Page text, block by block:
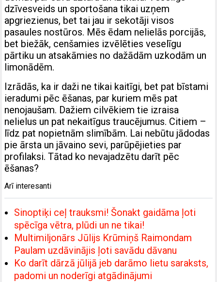
dzīvesveids un sportošana tikai uzņem
apgriezienus, bet tai jau ir sekotāji visos
pasaules nostūros. Mēs ēdam nelielās porcijās,
bet biežāk, cenšamies izvēlēties veselīgu
pārtiku un atsakāmies no dažādām uzkodām un
limonādēm.
Izrādās, ka ir daži ne tikai kaitīgi, bet pat bīstami
ieradumi pēc ēšanas, par kuriem mēs pat
nenojaušam. Dažiem cilvēkiem tie izraisa
nelielus un pat nekaitīgus traucējumus. Citiem –
līdz pat nopietnām slimībām. Lai nebūtu jādodas
pie ārsta un jāvaino sevi, parūpējieties par
profilaksi. Tātad ko nevajadzētu darīt pēc
ēšanas?
Arī interesanti
Sinoptiķi ceļ trauksmi! Šonakt gaidāma ļoti
spēcīga vētra, plūdi un ne tikai!
Multimiljonārs Jūlijs Krūmiņš Raimondam
Paulam uzdāvinājis ļoti savādu dāvanu
Ko darīt dārzā jūlijā jeb darāmo lietu saraksts,
padomi un noderīgi atgādinājumi